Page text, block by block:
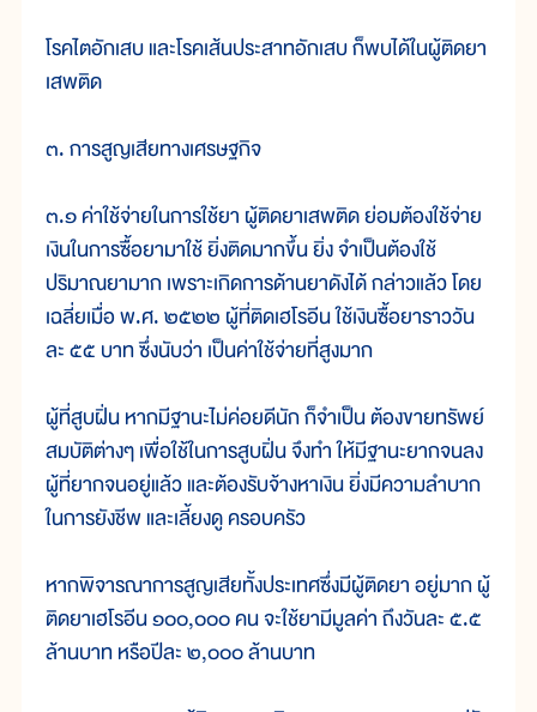
โรคไตอักเสบ และโรคเส้นประสาทอักเสบ ก็พบได้ในผู้ติดยา
เสพติด
๓. การสูญเสียทางเศรษฐกิจ
๓.๑ ค่าใช้จ่ายในการใช้ยา ผู้ติดยาเสพติด ย่อมต้องใช้จ่าย
เงินในการซื้อยามาใช้ ยิ่งติดมากขึ้น ยิ่ง จำเป็นต้องใช้
ปริมาณยามาก เพราะเกิดการด้านยาดังได้ กล่าวแล้ว โดย
เฉลี่ยเมื่อ พ.ศ. ๒๕๒๒ ผู้ที่ติดเฮโรอีน ใช้เงินซื้อยาราววัน
ละ ๕๕ บาท ซึ่งนับว่า เป็นค่าใช้จ่ายที่สูงมาก
ผู้ที่สูบฝิ่น หากมีฐานะไม่ค่อยดีนัก ก็จำเป็น ต้องขายทรัพย์
สมบัติต่างๆ เพื่อใช้ในการสูบฝิ่น จึงทำ ให้มีฐานะยากจนลง
ผู้ที่ยากจนอยู่แล้ว และต้องรับจ้างหาเงิน ยิ่งมีความลำบาก
ในการยังชีพ และเลี้ยงดู ครอบครัว
หากพิจารณาการสูญเสียทั้งประเทศซึ่งมีผู้ติดยา อยู่มาก ผู้
ติดยาเฮโรอีน ๑๐๐,๐๐๐ คน จะใช้ยามีมูลค่า ถึงวันละ ๕.๕
ล้านบาท หรือปีละ ๒,๐๐๐ ล้านบาท